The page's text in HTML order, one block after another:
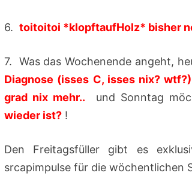
6. toitoitoi *klopftaufHolz* bisher
7. Was das Wochenende angeht,
Diagnose (isses C, isses nix? wtf?)
grad nix mehr.. und Sonntag
wieder ist? !
Den Freitagsfüller gibt es
srcapimpulse für die wöchentlichen